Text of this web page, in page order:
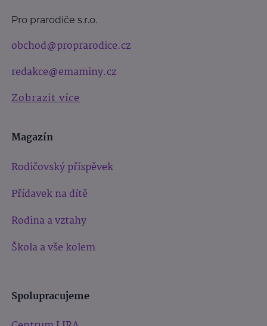
Pro prarodiče s.r.o.
obchod@proprarodice.cz
redakce@emaminy.cz
Zobrazit více
Magazín
Rodičovský příspěvek
Přídavek na dítě
Rodina a vztahy
Škola a vše kolem
Spolupracujeme